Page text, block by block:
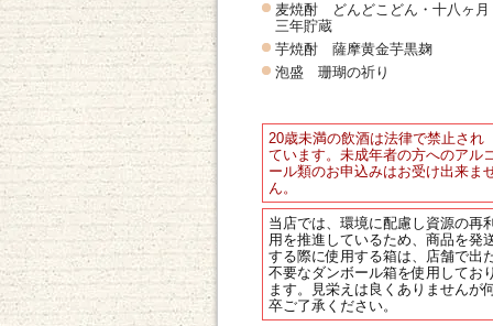
麦焼酎 どんどこどん・十八ヶ月
三年貯蔵
芋焼酎 薩摩黄金芋黒麹
泡盛 珊瑚の祈り
20歳未満の飲酒は法律で禁止され
ています。未成年者の方へのアル
ール類のお申込みはお受け出来ま
ん。
当店では、環境に配慮し資源の再利
用を推進しているため、商品を発
する際に使用する箱は、店舗で出
不要なダンボール箱を使用しており
ます。見栄えは良くありませんが
卒ご了承ください。